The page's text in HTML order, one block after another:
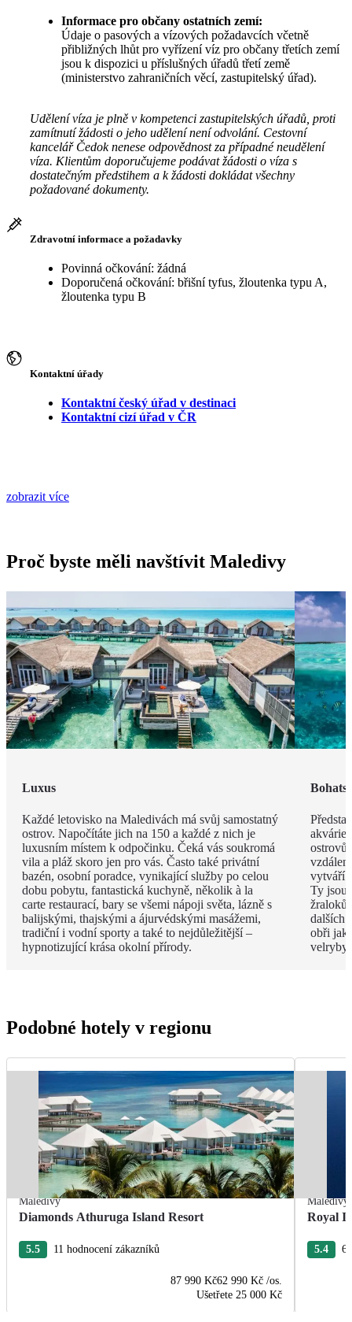
Informace pro občany ostatních zemí:
Údaje o pasových a vízových požadavcích včetně
přibližných lhůt pro vyřízení víz pro občany třetích zemí
jsou k dispozici u příslušných úřadů třetí země
(ministerstvo zahraničních věcí, zastupitelský úřad).
Udělení víza je plně v kompetenci zastupitelských úřadů, proti
zamítnutí žádosti o jeho udělení není odvolání. Cestovní
kancelář Čedok nenese odpovědnost za případné neudělení
víza. Klientům doporučujeme podávat žádosti o víza s
dostatečným předstihem a k žádosti dokládat všechny
požadované dokumenty.
Zdravotní informace a požadavky
Povinná očkování: žádná
Doporučená očkování: břišní tyfus, žloutenka typu A,
žloutenka typu B
Kontaktní úřady
Kontaktní český úřad v destinaci
Kontaktní cizí úřad v ČR
zobrazit více
Proč byste měli navštívit Maledivy
Luxus
Každé letovisko na Maledivách má svůj samostatný
ostrov. Napočítáte jich na 150 a každé z nich je
luxusním místem k odpočinku. Čeká vás soukromá
vila a pláž skoro jen pro vás. Často také privátní
bazén, osobní poradce, vynikající služby po celou
dobu pobytu, fantastická kuchyně, několik à la
carte restaurací, bary se všemi nápoji světa, lázně s
balijskými, thajskými a ájurvédskými masážemi,
tradiční i vodní sporty a také to nejdůležitější –
hypnotizující krása okolní přírody.
ostrovů
vytváří
Ty jsou
dalších
obři
velryby.
Podobné hotely v regionu
Maledivy
Diamonds Athuruga Island Resort
5.5 11 hodnocení zákazníků
87 990 Kč62 990 Kč /os.
Ušetřete 25 000 Kč
Maledivy
Royal
5.4